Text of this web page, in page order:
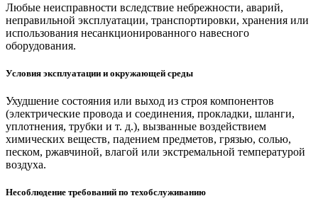
Любые неисправности вследствие небрежности, аварий,
неправильной эксплуатации, транспортировки, хранения или
использования несанкционированного навесного
оборудования.
Условия эксплуатации и окружающей среды
Ухудшение состояния или выход из строя компонентов
(электрические провода и соединения, прокладки, шланги,
уплотнения, трубки и т. д.), вызванные воздействием
химических веществ, падением предметов, грязью, солью,
песком, ржавчиной, влагой или экстремальной температурой
воздуха.
Несоблюдение требований по техобслуживанию